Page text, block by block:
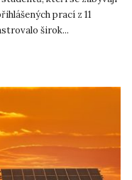
prací z 11
širok...